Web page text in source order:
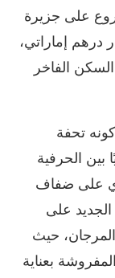
على جزيرة
تطويرية تُقدّر بـ 1.2 مليار درهم إماراتي،
الفاخر
تحفة
بين الحرفية
على ضفاف
الجديد على
حيث
بعناية